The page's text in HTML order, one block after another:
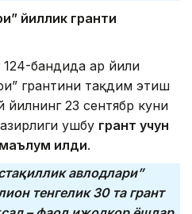
йиллик гранти
бандида ҳар йили
грантини тақдим этиш
йилнинг 23 сентябр куни
ушбу грант учун
қилди.
авлодлари”
тенгелик 30 та грант